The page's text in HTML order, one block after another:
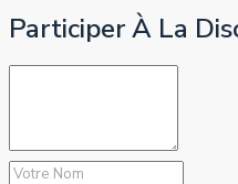
Participer À La